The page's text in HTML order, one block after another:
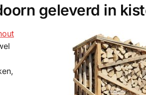
geleverd in